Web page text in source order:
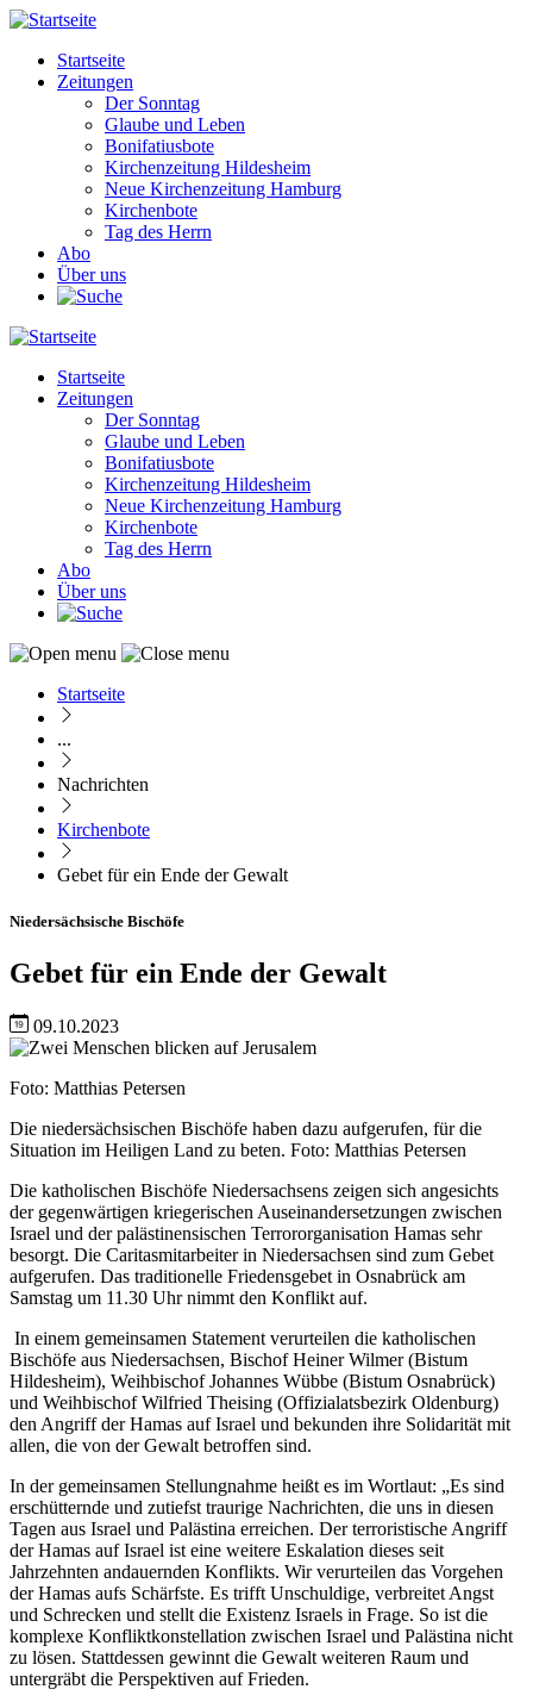
Direkt
Inhalt
Main
navigation
Startseite
Zeitungen
Der Sonntag
Glaube und Leben
Bonifatiusbote
Kirchenzeitung Hildesheim
Neue Kirchenzeitung Hamburg
Kirchenbote
Tag des Herrn
Abo
Über uns
Main
navigation
Startseite
Zeitungen
Der Sonntag
Glaube und Leben
Bonifatiusbote
Kirchenzeitung Hildesheim
Neue Kirchenzeitung Hamburg
Kirchenbote
Tag des Herrn
Abo
Über uns
Pfadnavigation
Startseite
...
Nachrichten
Kirchenbote
Gebet für ein Ende der Gewalt
Niedersächsische Bischöfe
Gebet für ein Ende der Gewalt
09.10.2023
Image
Nachweis
Foto: Matthias Petersen
Caption
Die niedersächsischen Bischöfe haben dazu aufgerufen, für die
Situation im Heiligen Land zu beten. Foto: Matthias Petersen
Die katholischen Bischöfe Niedersachsens zeigen sich angesichts
der gegenwärtigen kriegerischen Auseinandersetzungen zwischen
Israel und der palästinensischen Terrororganisation Hamas sehr
besorgt. Die Caritasmitarbeiter in Niedersachsen sind zum Gebet
aufgerufen. Das traditionelle Friedensgebet in Osnabrück am
Samstag um 11.30 Uhr nimmt den Konflikt auf.
In einem gemeinsamen Statement verurteilen die katholischen
Bischöfe aus Niedersachsen, Bischof Heiner Wilmer (Bistum
Hildesheim), Weihbischof Johannes Wübbe (Bistum Osnabrück)
und Weihbischof Wilfried Theising (Offizialatsbezirk Oldenburg)
den Angriff der Hamas auf Israel und bekunden ihre Solidarität mit
allen, die von der Gewalt betroffen sind.
In der gemeinsamen Stellungnahme heißt es im Wortlaut: „Es sind
erschütternde und zutiefst traurige Nachrichten, die uns in diesen
Tagen aus Israel und Palästina erreichen. Der terroristische Angriff
der Hamas auf Israel ist eine weitere Eskalation dieses seit
Jahrzehnten andauernden Konflikts. Wir verurteilen das Vorgehen
der Hamas aufs Schärfste. Es trifft Unschuldige, verbreitet Angst
und Schrecken und stellt die Existenz Israels in Frage. So ist die
komplexe Konfliktkonstellation zwischen Israel und Palästina nicht
zu lösen. Stattdessen gewinnt die Gewalt weiteren Raum und
untergräbt die Perspektiven auf Frieden.